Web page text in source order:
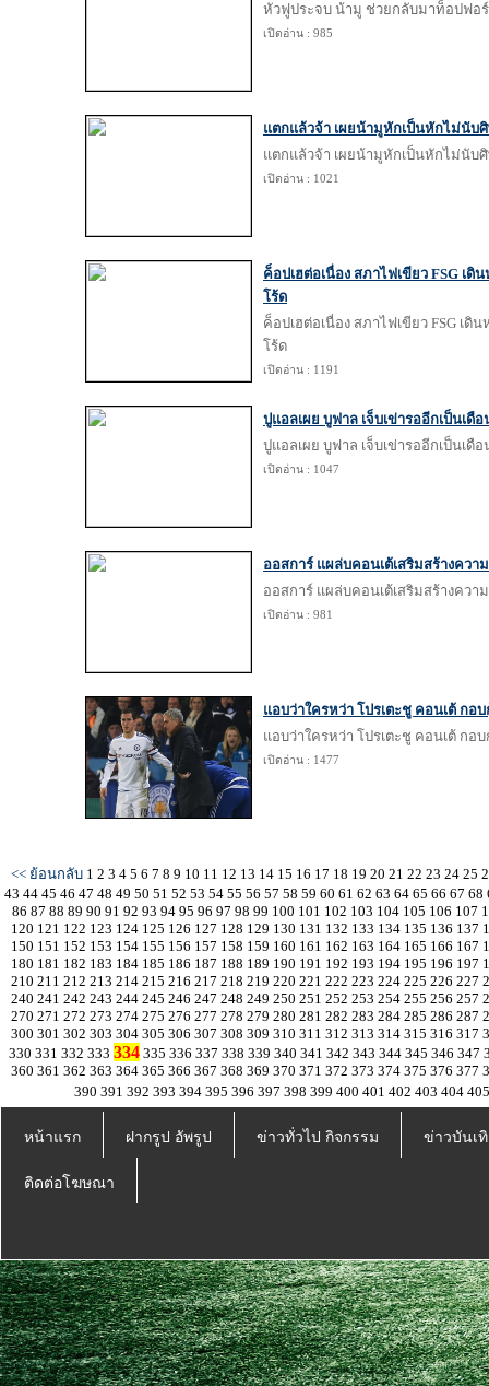
หัวฟูประจบ น้ามู ช่วยกลับมาท็อปฟอ
เปิดอ่าน : 985
แตกแล้วจ้า เผยน้ามูหักเป็นหักไม่นับ
แตกแล้วจ้า เผยน้ามูหักเป็นหักไม่นับ
เปิดอ่าน : 1021
ค็อปเฮต่อเนื่อง สภาไฟเขียว FSG เ
โร้ด
ค็อปเฮต่อเนื่อง สภาไฟเขียว FSG เ
โร้ด
เปิดอ่าน : 1191
ปูแอลเผย บูฟาล เจ็บเข่ารออีกเป็นเ
ปูแอลเผย บูฟาล เจ็บเข่ารออีกเป็นเ
เปิดอ่าน : 1047
ออสการ์ แผล่บคอนเต้เสริมสร้างคว
ออสการ์ แผล่บคอนเต้เสริมสร้างคว
เปิดอ่าน : 981
แอบว่าใครหว่า โปรเตะชู คอนเต้ กอ
แอบว่าใครหว่า โปรเตะชู คอนเต้ กอ
เปิดอ่าน : 1477
<< ย้อนกลับ 1 2 3 4 5 6 7 8 9 10 11 12 13 14 15 16 17 18 19 20 21 22 23 24 25
43 44 45 46 47 48 49 50 51 52 53 54 55 56 57 58 59 60 61 62 63 64 65 66 67 68
86 87 88 89 90 91 92 93 94 95 96 97 98 99 100 101 102 103 104 105 106 107
120 121 122 123 124 125 126 127 128 129 130 131 132 133 134 135 136 137
150 151 152 153 154 155 156 157 158 159 160 161 162 163 164 165 166 167
180 181 182 183 184 185 186 187 188 189 190 191 192 193 194 195 196 197
210 211 212 213 214 215 216 217 218 219 220 221 222 223 224 225 226 227
240 241 242 243 244 245 246 247 248 249 250 251 252 253 254 255 256 257
270 271 272 273 274 275 276 277 278 279 280 281 282 283 284 285 286 287
300 301 302 303 304 305 306 307 308 309 310 311 312 313 314 315 316 317
330 331 332 333 334 335 336 337 338 339 340 341 342 343 344 345 346 347
360 361 362 363 364 365 366 367 368 369 370 371 372 373 374 375 376 377
390 391 392 393 394 395 396 397 398 399 400 401 402 403 404
หน้าแรก ฝากรูป อัพรูป ข่าวทั่วไป กิจกรรม ข่าวบันเ
ติดต่อโฆษณา